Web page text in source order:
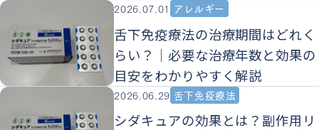
2026.07.01 アレルギー
舌下免疫療法の治療期間はどれく
らい？｜必要な治療年数と効果の
目安をわかりやすく解説
2026.06.29 舌下免疫療法
シダキュアの効果とは？副作用リ